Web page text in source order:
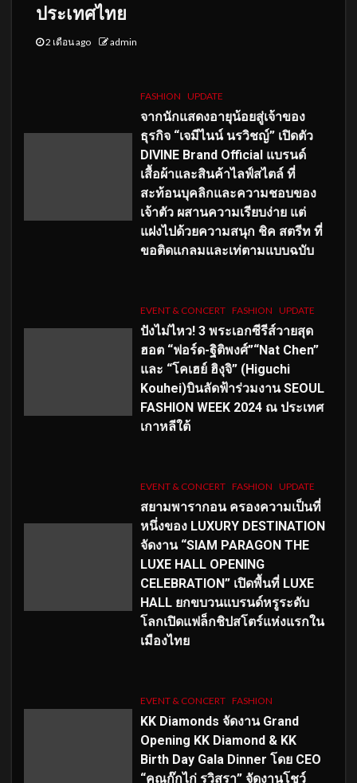
ประเทศไทย
2 เดือน ago admin
FASHION UPDATE
จากนักแสดงอายุน้อยสู่เจ้าของ
ธุรกิจ “เจมีไนน์ นรวิชญ์” เปิดตัว
DIVINE Brand Official แบรนด์
เสื้อผ้าและสินค้าไลฟ์สไตล์ ที่
สะท้อนบุคลิกและความชอบของ
เจ้าตัว ผสานความเรียบง่าย แต่
แฝงไปด้วยความสนุก ชิค สตรีท ที่
ขอติดแกลมและเท่ตามแบบฉบับ
EVENT & CONCERT FASHION UPDATE
ปังไม่ไหว! 3 พระเอกซีรีส์วายสุด
ฮอต “ฟอร์ด-ฐิติพงศ์”“Nat Chen”
และ “โคเฮย์ ฮิงุจิ” (Higuchi
Kouhei)บินลัดฟ้าร่วมงาน SEOUL
FASHION WEEK 2024 ณ ประเทศ
เกาหลีใต้
EVENT & CONCERT FASHION UPDATE
สยามพารากอน ครองความเป็นที่
หนึ่งของ LUXURY DESTINATION
จัดงาน “SIAM PARAGON THE
LUXE HALL OPENING
CELEBRATION” เปิดพื้นที่ LUXE
HALL ยกขบวนแบรนด์หรูระดับ
โลกเปิดแฟล็กชิปสโตร์แห่งแรกใน
เมืองไทย
EVENT & CONCERT FASHION
KK Diamonds จัดงาน Grand
Opening KK Diamond & KK
Birth Day Gala Dinner โดย CEO
“คุณกุ๊กไก่ รวิสรา” จัดงานโชว์